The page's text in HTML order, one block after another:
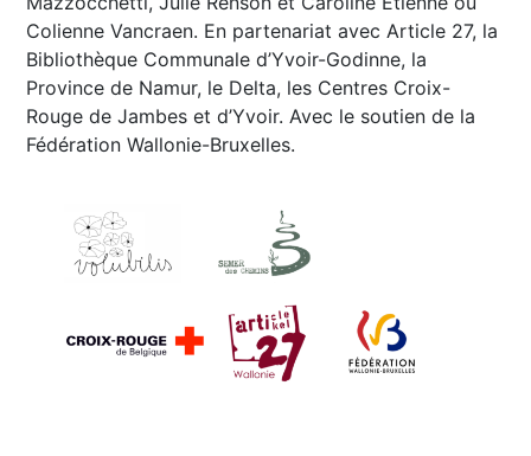
Colienne Vancraen. En partenariat avec Article 27, la
Bibliothèque Communale d’Yvoir-Godinne, la
Province de Namur, le Delta, les Centres Croix-
Rouge de Jambes et d’Yvoir. Avec le soutien de la
Fédération Wallonie-Bruxelles.